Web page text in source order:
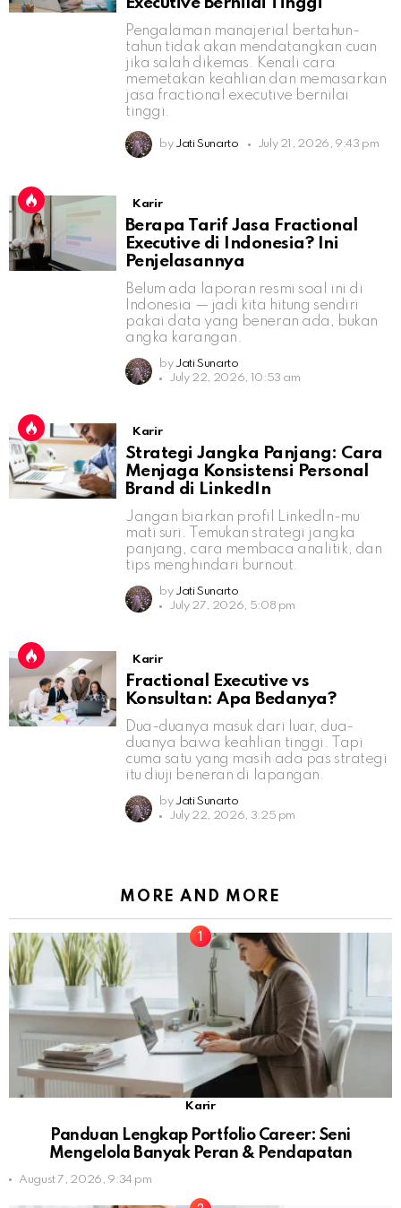
Pengalaman manajerial bertahun-
tahun tidak akan mendatangkan cuan
jika salah dikemas. Kenali cara
memetakan keahlian dan memasarkan
jasa fractional executive bernilai
tinggi.
by Jati Sunarto July 21, 2026, 9:43 pm
Karir
Berapa Tarif Jasa Fractional
Executive di Indonesia? Ini
Penjelasannya
Belum ada laporan resmi soal ini di
Indonesia — jadi kita hitung sendiri
pakai data yang beneran ada, bukan
angka karangan.
by Jati Sunarto
July 22, 2026, 10:53 am
Karir
Strategi Jangka Panjang: Cara
Menjaga Konsistensi Personal
Brand di LinkedIn
Jangan biarkan profil LinkedIn-mu
mati suri. Temukan strategi jangka
panjang, cara membaca analitik, dan
tips menghindari burnout.
by Jati Sunarto
July 27, 2026, 5:08 pm
Karir
Fractional Executive vs
Konsultan: Apa Bedanya?
Dua-duanya masuk dari luar, dua-
duanya bawa keahlian tinggi. Tapi
cuma satu yang masih ada pas strategi
itu diuji beneran di lapangan.
by Jati Sunarto
July 22, 2026, 3:25 pm
MORE AND MORE
Karir
Panduan Lengkap Portfolio Career: Seni
Mengelola Banyak Peran & Pendapatan
August 7, 2026, 9:34 pm